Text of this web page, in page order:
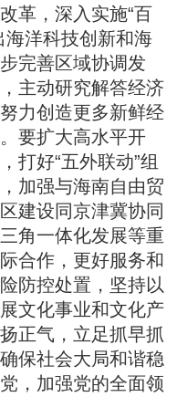
革，深入实施“百
海洋科技创新和海
完善区域协调发
主动研究解答经济
力创造更多新鲜经
要扩大高水平开
打好“五外联动”组
加强与海南自由贸
建设同京津冀协同
角一体化发展等重
合作，更好服务和
防控处置，坚持以
文化事业和文化产
正气，立足抓早抓
保社会大局和谐稳
，加强党的全面领